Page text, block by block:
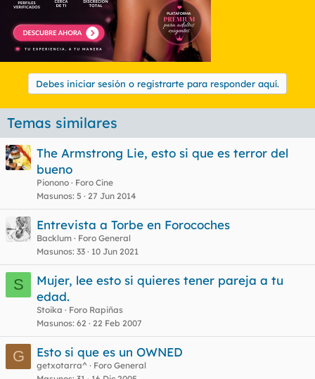
Debes iniciar sesión o registrarte para responder aquí.
Temas similares
The Armstrong Lie, esto si que es terror del
bueno
Pionono
Foro Cine
Masunos 5 27 Jun 2014
Entrevista a Torbe en Forocoches
Backlum
Foro General
Masunos 33 10 Jun 2021
S
Mujer, lee esto si quieres tener pareja a tu
edad.
Stoika
Foro Rapiñas
Masunos 62 22 Feb 2007
G Esto si que es un OWNED
getxotarra^
Foro General